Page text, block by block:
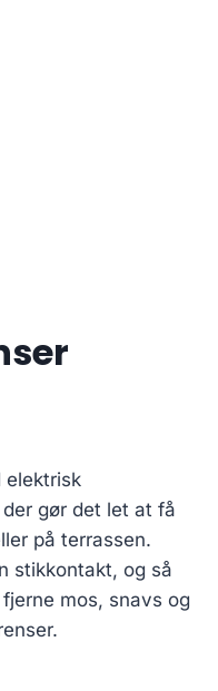
elektrisk
gør det let at få
på terrassen.
stikkontakt, og så
mos, snavs og